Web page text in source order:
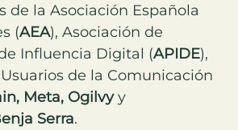
de la Asociación Española
(AEA), Asociación de
Influencia Digital (APIDE),
de la Comunicación
Meta, Ogilvyy
Serra.